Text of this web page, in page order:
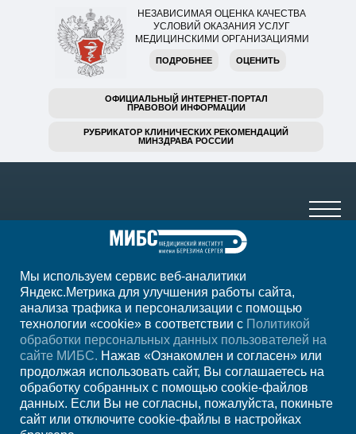
НЕЗАВИСИМАЯ ОЦЕНКА КАЧЕСТВА
УСЛОВИЙ ОКАЗАНИЯ УСЛУГ
МЕДИЦИНСКИМИ ОРГАНИЗАЦИЯМИ
ПОДРОБНЕЕ ОЦЕНИТЬ
ОФИЦИАЛЬНЫЙ ИНТЕРНЕТ-ПОРТАЛ
ПРАВОВОЙ ИНФОРМАЦИИ
РУБРИКАТОР КЛИНИЧЕСКИХ РЕКОМЕНДАЦИЙ
МИНЗДРАВА РОССИИ
+7 920 555-47-07
ежедн. 7.00-23.00
РегионСтарый Оскол
Записаться на прием
Мы используем сервис веб-аналитики
Яндекс.Метрика для улучшения работы сайта,
анализа трафика и персонализации с помощью
технологии «cookie» в соответствии с Политикой
обработки персональных данных пользователей на
сайте МИБС. Нажав «Ознакомлен и согласен» или
продолжая использовать сайт, Вы соглашаетесь на
обработку собранных с помощью cookie-файлов
данных. Если Вы не согласны, пожалуйста, покиньте
сайт или отключите cookie-файлы в настройках